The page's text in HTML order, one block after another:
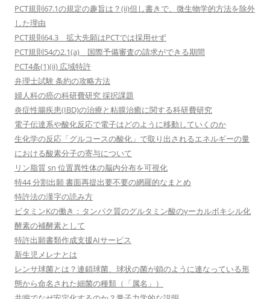
PCT規則67.1の規定の趣旨は？(ii)但し書きで、微生物学的方法を除外
した理由
PCT規則64.3 拡大先願はPCTでは採用せず
PCT規則54の2.1(a) 国際予備審査の請求ができる期間
PCT4条(1)(ii) 広域特許
弁理士試験 条約の攻略方法
婦人科の癌の科研費研究 採択課題
炎症性腸疾患(IBD)の治療と粘膜治癒に関する科研費研究
電子伝達系や酸化反応で電子はどのように移動していくのか
生化学の反応「グルコースの酸化」で取り出されるエネルギーの量
における酸素分子の寄与について
リン脂質 sn 位置異性体の脳内分布を可視化
特44 分割出願 書面再提出要不要の網羅的なまとめ
特許法の漢字の読み方
ビタミンKの働き：タンパク質のグルタミン酸のγーカルボキシル化
酵素の補酵素として
特許出願書類作成支援AIサービス
新生児メレナとは
レンサ球菌とは？連鎖球菌、球状の菌が鎖のように連なっている形
態から命名された細菌の種類（「属名」）